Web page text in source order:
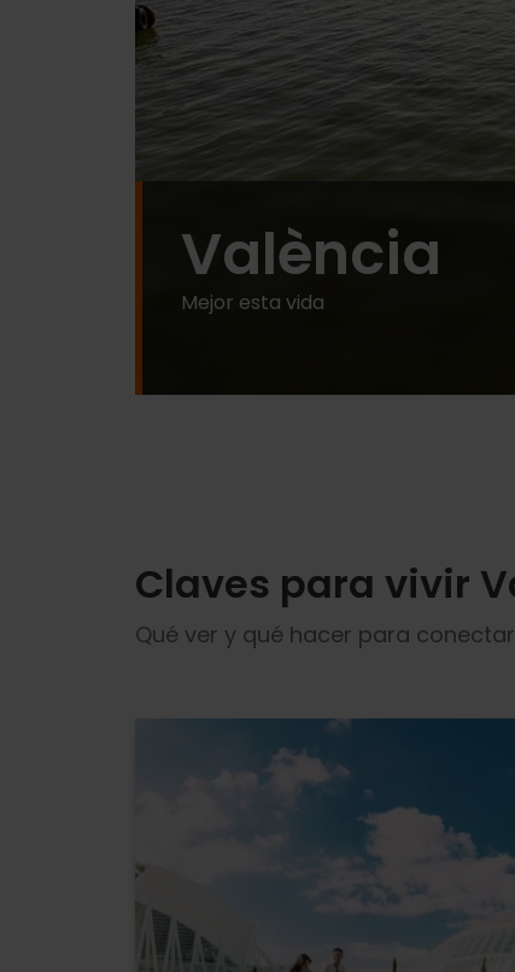
València
Mejor esta vida
Claves para vivir
Qué ver y qué hacer para